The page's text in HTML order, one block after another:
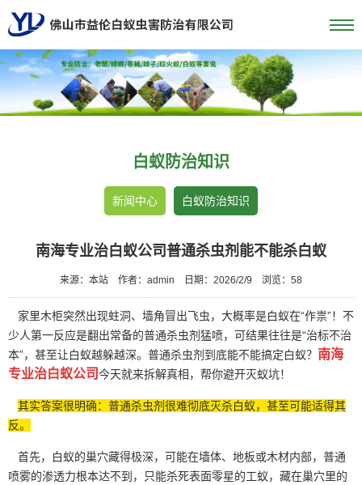
白蚁防治知识
新闻中心 白蚁防治知识
南海专业治白蚁公司普通杀虫剂能不能杀白蚁
来源：本站 作者：admin 日期：2026/2/9 浏览： 58
家里木柜突然出现蛀洞、墙角冒出飞虫，大概率是白蚁在“作祟”！不
少人第一反应是翻出常备的普通杀虫剂猛喷，可结果往往是“治标不治
本”，甚至让白蚁越躲越深。普通杀虫剂到底能不能搞定白蚁？ 南海
专业治白蚁公司今天就来拆解真相，帮你避开灭蚁坑！
其实答案很明确：普通杀虫剂很难彻底灭杀白蚁，甚至可能适得其
反。
首先，白蚁的巢穴藏得极深，可能在墙体、地板或木材内部，普通
喷雾的渗透力根本达不到，只能杀死表面零星的工蚁，藏在巢穴里的